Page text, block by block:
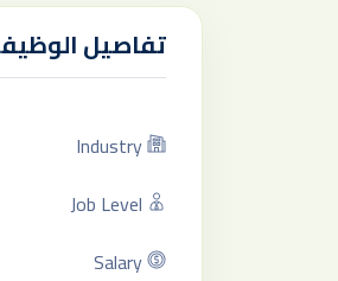
تفاصيل
Industry
Job Level
Salary